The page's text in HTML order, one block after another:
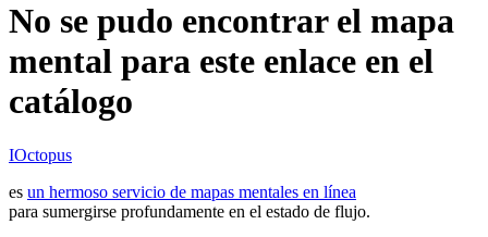
No se pudo encontrar el mapa
mental para este enlace en el
catálogo
IOctopus
es un hermoso servicio de mapas mentales en línea
para sumergirse profundamente en el estado de flujo.